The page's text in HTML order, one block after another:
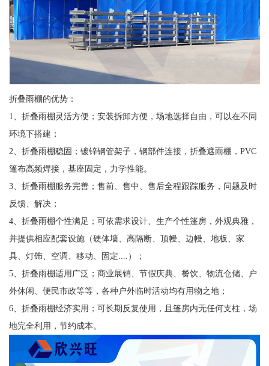
折叠雨棚的优势：
1、折叠雨棚灵活方便；安装拆卸方便，场地选择自由，可以在不同
环境下搭建；
2、折叠雨棚稳固；镀锌钢管架子，钢部件连接，折叠遮雨棚，PVC
篷布高频焊接，基座固定，力学性能。
3、折叠雨棚服务完善；售前、售中、售后全程跟踪服务，问题及时
反馈、解决；
4、折叠雨棚个性满足；可依需求设计、生产个性篷房，外观典雅，
并提供相应配套设施（硬体墙、高隔断、顶幔、边幔、地板、家
具、灯饰、空调、移动、固定....）；
5、折叠雨棚适用广泛；商业展销、节假庆典、餐饮、物流仓储、户
外休闲、便民市政等等，各种户外临时活动均有用物之地；
6、折叠雨棚经济实用；可长期反复使用，且篷房内无任何支柱，场
地完全利用，节约成本。